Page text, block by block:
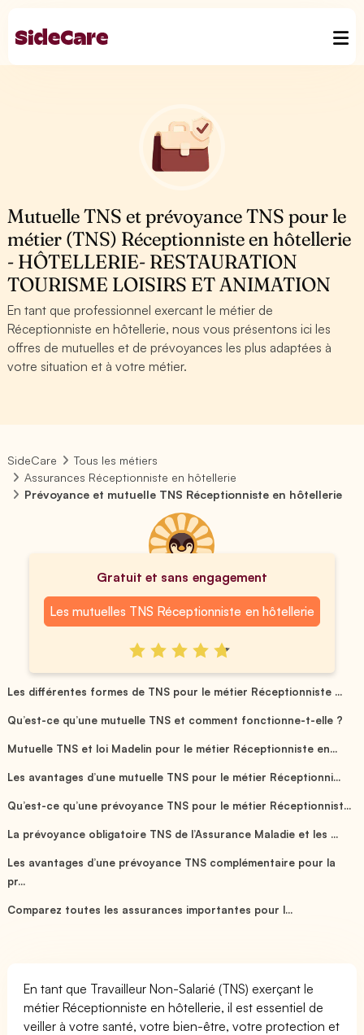
Mutuelle TNS et prévoyance TNS pour le
métier (TNS) Réceptionniste en hôtellerie
- HÔTELLERIE- RESTAURATION
TOURISME LOISIRS ET ANIMATION
En tant que professionnel exercant le métier de
Réceptionniste en hôtellerie, nous vous présentons ici les
offres de mutuelles et de prévoyances les plus adaptées à
votre situation et à votre métier.
SideCare
Tous les métiers
Assurances Réceptionniste en hôtellerie
Prévoyance et mutuelle TNS Réceptionniste en hôtellerie
Gratuit et sans engagement
Les mutuelles TNS Réceptionniste en hôtellerie
Les différentes formes de TNS pour le métier Réceptionniste ...
Qu’est-ce qu’une mutuelle TNS et comment fonctionne-t-elle ?
Mutuelle TNS et loi Madelin pour le métier Réceptionniste en...
Les avantages d’une mutuelle TNS pour le métier Réceptionni...
Qu’est-ce qu’une prévoyance TNS pour le métier Réceptionnist...
La prévoyance obligatoire TNS de l’Assurance Maladie et les ...
Les avantages d’une prévoyance TNS complémentaire pour la
pr...
Comparez toutes les assurances importantes pour l...
En tant que Travailleur Non-Salarié (TNS) exerçant le
métier Réceptionniste en hôtellerie, il est essentiel de
veiller à votre santé, votre bien-être, votre protection et